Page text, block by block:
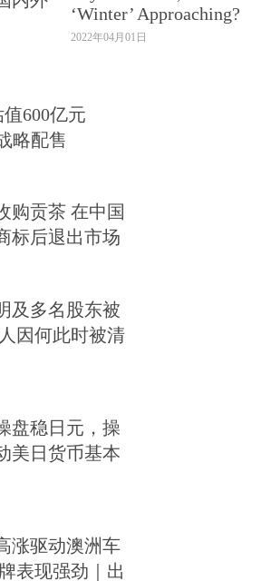
‘Winter’ Approaching?
2022年04月01日
600亿元
略配售
购贡茶 在中国
标后退出市场
及多名股东被
因何此时被清
盘稳日元，操
美日货币基本
涨驱动澳洲车
表现强劲｜出